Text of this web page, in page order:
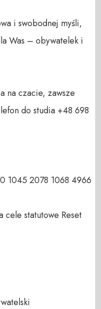
i swobodnej myśli,
Was – obywatelek i
na czacie, zawsze
do studia +48 698
1045 2078 1068 4966
cele statutowe Reset